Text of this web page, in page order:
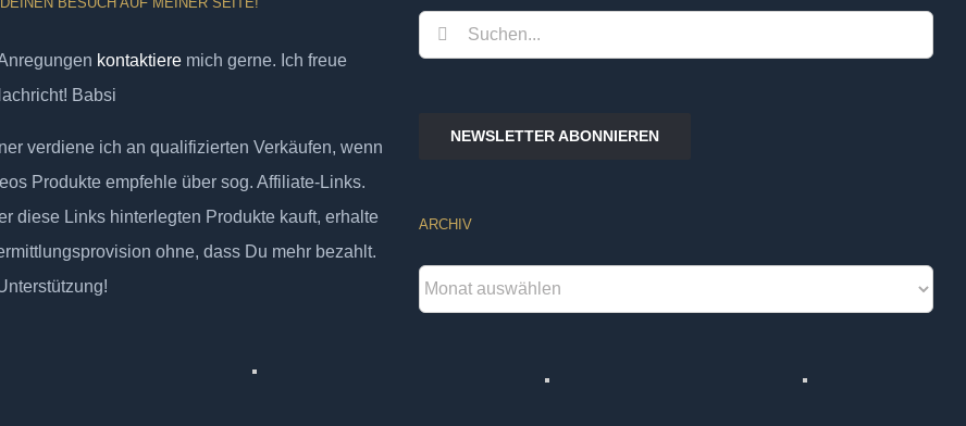
kontaktiere mich gerne. Ich freue
Babsi
verdiene ich an qualifizierten Verkäufen, wenn
Produkte empfehle über sog. Affiliate-Links.
diese Links hinterlegten Produkte kauft, erhalte
ohne, dass Du mehr bezahlt.
Suche
nach:
NEWSLETTER ABONNIEREN
ARCHIV
Archiv